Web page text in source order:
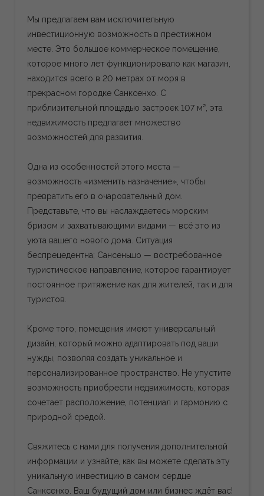
Мы предлагаем вам исключительную
инвестиционную возможность в престижном
месте. Это большое коммерческое помещение,
которое много лет функционировало как магазин,
находится всего в 20 метрах от моря в
прекрасном городке Санксенхо. С
приблизительной площадью застроек 107 м², эта
недвижимость предлагает множество
возможностей для развития.
Одна из особенностей этого места —
возможность «изменить назначение», чтобы
превратить его в очаровательный дом.
Представьте, что вы наслаждаетесь морским
бризом и захватывающими видами — всё это из
уюта вашего нового дома. Ситуация
беспрецедентна; Сансеньшо — востребованное
туристическое направление, которое гарантирует
постоянное притяжение как для жителей, так и для
туристов.
Кроме того, помещения имеют универсальный
дизайн, который можно адаптировать под ваши
нужды, позволяя создать уникальное и
персонализированное пространство. Не упустите
возможность приобрести недвижимость, которая
сочетает расположение, потенциал и гармонию с
природной средой.
Свяжитесь с нами для получения дополнительной
информации и узнайте, как вы можете сделать эту
уникальную инвестицию в самом сердце
Санксенхо. Ваш будущий дом или бизнес ждёт вас!